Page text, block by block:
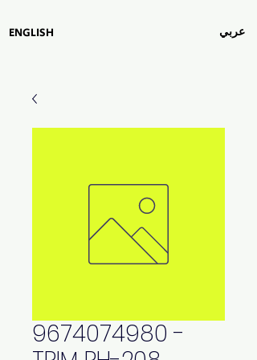
عربي ENGLISH
9674074980 -